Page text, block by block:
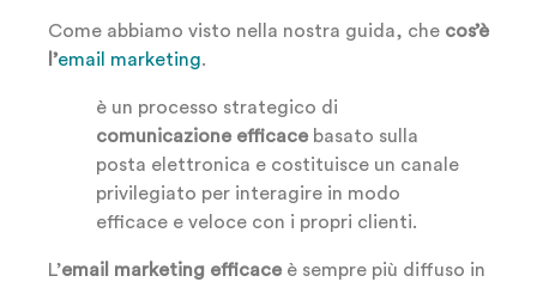
Come abbiamo visto nella nostra guida, che cos’è
l’email marketing.
è un processo strategico di
comunicazione efficace basato sulla
posta elettronica e costituisce un canale
privilegiato per interagire in modo
efficace e veloce con i propri clienti.
L’email marketing efficace è sempre più diffuso in